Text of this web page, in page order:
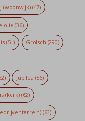
(woonwijk) (47)
(36)
(51) Grolsch (290)
Jubilea (56)
(kerk)(62)
(62)